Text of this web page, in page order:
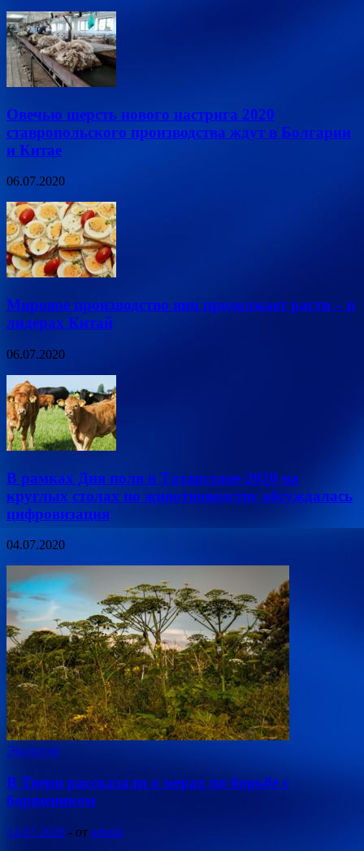
Овечью шерсть нового настрига 2020
ставропольского производства ждут в Болгарии
и Китае
06.07.2020
Мировое производство яиц продолжает расти – в
лидерах Китай
06.07.2020
В рамках Дня поля в Татарстане-2020 на
круглых столах по животноводству обсуждалась
цифровизация
04.07.2020
Экология
В Твери рассказали о мерах по борьбе с
борщевиком
14.07.2020 - от admin